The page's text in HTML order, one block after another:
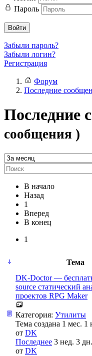
Пароль
Войти
Забыли пароль?
Забыли логин?
Регистрация
Форум
Последние
Последние
сообщения )
В начало
Назад
1
Вперед
В конец
1
Тема
DK-Doctor —
source статический
проектов RPG Maker
Категория: Утилиты
Тема создана 1 мес. 1
от DK
Последнее 3 нед. 3
от DK